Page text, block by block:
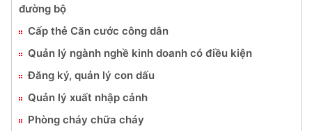
đường bộ
Cấp thẻ Căn cước công dân
Quản lý ngành nghề kinh doanh có điều kiện
Đăng ký, quản lý con dấu
Quản lý xuất nhập cảnh
Phòng cháy chữa cháy